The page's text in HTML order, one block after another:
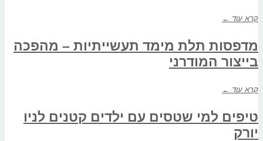
קרא עוד ←
מדפסות תלת מימד תעשייתיות – מהפכה
בייצור המודרני
קרא עוד ←
טיפים למי שטסים עם ילדים קטנים לניו
יורק